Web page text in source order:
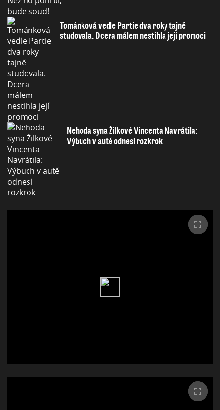
Tománková vedle Partie dva roky tajně
studovala. Dcera málem nestihla její promoci
Nehoda syna Žilkové Vincenta Navrátila:
Výbuch v autě odnesl rozkrok